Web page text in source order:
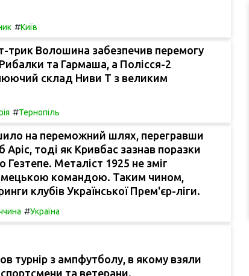
#Київ
трик Волошина забезпечив перемогу
та Гармаша, а Полісся-2
склад Ниви Т з великим
#Тернопіль
на переможний шлях, перегравши
Аріс, тоді як Кривбас зазнав поразки
Гезтепе. Металіст 1925 не зміг
командою. Таким чином,
клубів Української Прем'єр-ліги.
#Україна
турнір з ампфутболу, в якому взяли
та ветерани.